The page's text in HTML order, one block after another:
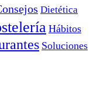
Dietética
Hábitos
Soluciones